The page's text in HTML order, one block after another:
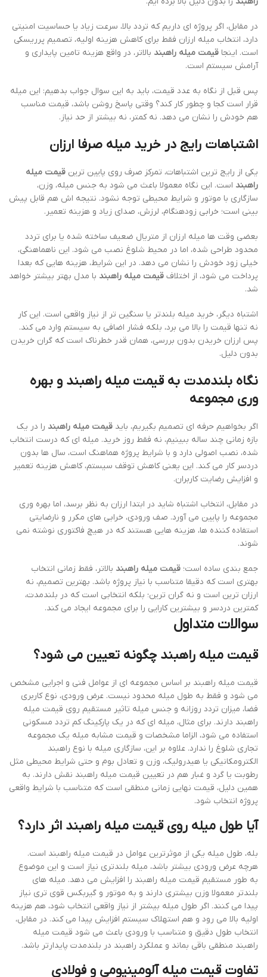
در مقابل، اگر پروژه ای داریم که تردد بالا، سرعت زیاد یا حساسیت امنیتی
دارد، انتخاب میله ارزان فقط برای کاهش هزینه اولیه، تصمیم پرریسکی
است. اینجا قیمت میله راهبند بالاتر، در واقع هزینه تامین پایداری و
آرامش سیستم است.
پس قبل از نگاه به عدد قیمت، باید به این سوال جواب بدهیم: این میله
قرار است کجا و چطور کار کند؟ وقتی پاسخ روشن باشد، قیمت مناسب
هم خودش را نشان می دهد. نه کمتر، نه بیشتر از حد نیاز.
اشتباهات رایج در خرید میله صرفا ارزان
یکی از رایج ترین اشتباهات، تمرکز صرف روی پایین ترین قیمت میله
راهبند است. این نگاه معمولا باعث می شود به جنس میله، وزن،
سازگاری با موتور و شرایط محیطی توجه نشود. نتیجه اش هم قابل پیش
بینی است؛ خرابی زودهنگام، لرزش، صدای زیاد و هزینه تعمیر.
بعضی وقت ها میله ارزان از متریال ضعیف ساخته شده یا برای تردد
محدود طراحی شده، اما در محیط شلوغ نصب می شود. این ناهماهنگی،
خیلی زود خودش را نشان می دهد. در این شرایط، هزینه هایی که بعدا
پرداخت می شود، از اختلاف قیمت میله راهبند با مدل بهتر بیشتر خواهد
شد.
اشتباه دیگر، خرید میله بلندتر یا سنگین تر از نیاز واقعی است. این کار
نه تنها قیمت را بالا می برد، بلکه فشار اضافی به سیستم وارد می کند.
پس ارزان خریدن بدون بررسی، همان قدر خطرناک است که گران خریدن
بدون دلیل.
نگاه بلندمدت به قیمت میله راهبند و بهره
وری مجموعه
اگر بخواهیم حرفه ای تصمیم بگیریم، باید قیمت میله راهبند را در یک
بازه زمانی چند ساله ببینیم، نه فقط روز خرید. میله ای که درست انتخاب
شده، نصب اصولی دارد و با شرایط پروژه هماهنگ است، سال ها بدون
دردسر کار می کند. این یعنی کاهش توقف سیستم، کاهش هزینه تعمیر
و افزایش رضایت کاربران.
در مقابل، انتخاب اشتباه شاید در ابتدا ارزان به نظر برسد، اما بهره وری
مجموعه را پایین می آورد. صف ورودی، خرابی های مکرر و نارضایتی
استفاده کننده ها، هزینه هایی هستند که در هیچ فاکتوری نوشته نمی
شوند.
جمع بندی ساده است؛ قیمت میله راهبند بالاتر، فقط زمانی انتخاب
بهتری است که دقیقا متناسب با نیاز پروژه باشد. بهترین تصمیم، نه
ارزان ترین است و نه گران ترین؛ بلکه انتخابی است که در بلندمدت،
کمترین دردسر و بیشترین کارایی را برای مجموعه ایجاد می کند.
سوالات متداول
قیمت میله راهبند چگونه تعیین می شود؟
قیمت میله راهبند بر اساس مجموعه ای از عوامل فنی و اجرایی مشخص
می شود و فقط به طول میله محدود نیست. عرض ورودی، نوع کاربری
فضا، میزان تردد روزانه و جنس میله تاثیر مستقیم روی قیمت میله
راهبند دارند. برای مثال، میله ای که در یک پارکینگ کم تردد مسکونی
استفاده می شود، الزاما مشخصات و قیمت مشابه میله یک مجموعه
تجاری شلوغ را ندارد. علاوه بر این، سازگاری میله با نوع راهبند
الکترومکانیکی یا هیدرولیک، وزن و تعادل بوم و حتی شرایط محیطی مثل
رطوبت یا گرد و غبار هم در تعیین قیمت میله راهبند نقش دارند. به
همین دلیل، قیمت نهایی زمانی منطقی است که متناسب با شرایط واقعی
پروژه انتخاب شود.
آیا طول میله روی قیمت میله راهبند اثر دارد؟
بله، طول میله یکی از موثرترین عوامل در قیمت میله راهبند است.
هرچه عرض ورودی بیشتر باشد، میله بلندتری نیاز است و این موضوع
به طور مستقیم قیمت میله راهبند را افزایش می دهد. میله های
بلندتر معمولا وزن بیشتری دارند و به موتور و گیربکس قوی تری نیاز
پیدا می کنند. اگر طول میله بیشتر از نیاز واقعی انتخاب شود، هم هزینه
اولیه بالا می رود و هم استهلاک سیستم افزایش پیدا می کند. در مقابل،
انتخاب طول دقیق و متناسب با ورودی باعث می شود قیمت میله
راهبند منطقی باقی بماند و عملکرد راهبند در بلندمدت پایدارتر باشد.
تفاوت قیمت میله آلومینیومی و فولادی